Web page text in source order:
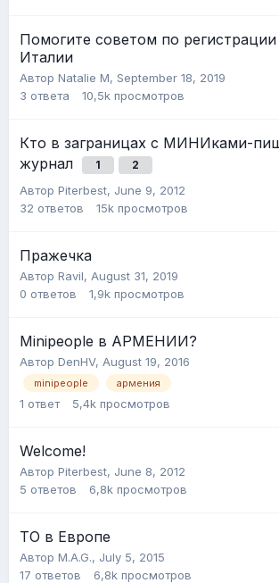
Помогите советом по регистрации
Италии
Автор Natalie M, September 18, 2019
3 ответа 10,5k просмотров
Кто в заграницах с МИНИками-
журнал
1 2
Автор Piterbest, June 9, 2012
32 ответов 15k просмотров
Пражечка
Автор Ravil, August 31, 2019
0 ответов 1,9k просмотров
Minipeople в АРМЕНИИ?
Автор DenHV, August 19, 2016
minipeople армения
1 ответ 5,4k просмотров
Welcome!
Автор Piterbest, June 8, 2012
5 ответов 6,8k просмотров
ТО в Европе
Автор M.A.G., July 5, 2015
17 ответов 6,8k просмотров